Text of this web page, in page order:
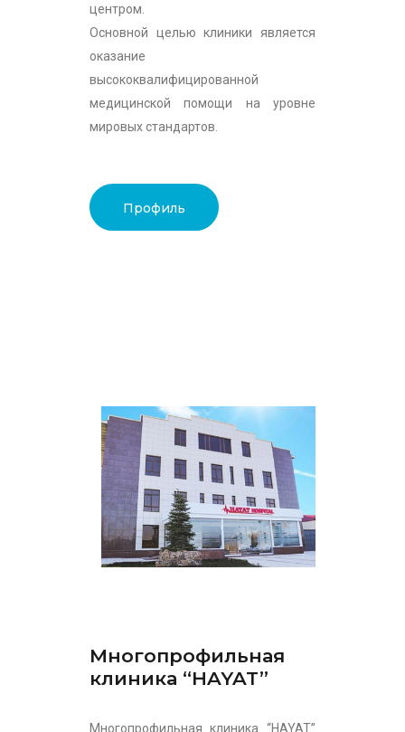
центром.
Основной целью клиники является
оказание
высококвалифицированной
медицинской помощи на уровне
мировых стандартов.
Профиль
Многопрофильная
клиника “HAYAT”
Многопрофильная клиника “HAYAT”